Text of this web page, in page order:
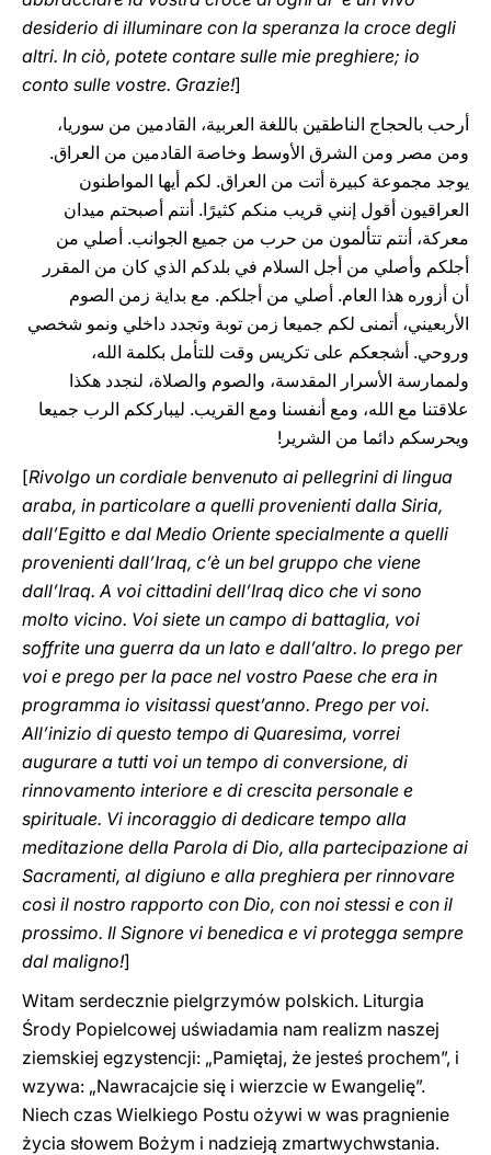
desiderio di illuminare con la speranza la croce degli
altri. In ciò, potete contare sulle mie preghiere; io
conto sulle vostre. Grazie!]
أرحب بالحجاج الناطقين باللغة العربية، القادمين من سوريا،
ومن مصر ومن الشرق الأوسط وخاصة القادمين من العراق.
يوجد مجموعة كبيرة أتت من العراق. لكم أيها المواطنون
العراقيون أقول إنني قريب منكم كثيرًا. أنتم أصبحتم ميدان
معركة، أنتم تتألمون من حرب من جميع الجوانب. أصلي من
أجلكم وأصلي من أجل السلام في بلدكم الذي كان من المقرر
أن أزوره هذا العام. أصلي من أجلكم. مع بداية زمن الصوم
الأربعيني، أتمنى لكم جميعا زمن توبة وتجدد داخلي ونمو شخصي
وروحي. أشجعكم على تكريس وقت للتأمل بكلمة الله،
ولممارسة الأسرار المقدسة، والصوم والصلاة، لنجدد هكذا
علاقتنا مع الله، ومع أنفسنا ومع القريب. ليبارككم الرب جميعا
ويحرسكم دائما من الشرير!
[Rivolgo un cordiale benvenuto ai pellegrini di lingua
araba, in particolare a quelli provenienti dalla Siria,
dall’Egitto e dal Medio Oriente specialmente a quelli
provenienti dall’Iraq, c’è un bel gruppo che viene
dall’Iraq. A voi cittadini dell’Iraq dico che vi sono
molto vicino. Voi siete un campo di battaglia, voi
soffrite una guerra da un lato e dall’altro. Io prego per
voi e prego per la pace nel vostro Paese che era in
programma io visitassi quest’anno. Prego per voi.
All’inizio di questo tempo di Quaresima, vorrei
augurare a tutti voi un tempo di conversione, di
rinnovamento interiore e di crescita personale e
spirituale. Vi incoraggio di dedicare tempo alla
meditazione della Parola di Dio, alla partecipazione ai
Sacramenti, al digiuno e alla preghiera per rinnovare
così il nostro rapporto con Dio, con noi stessi e con il
prossimo. Il Signore vi benedica e vi protegga ‎sempre
dal‎ maligno‎‎‎‏!]
Witam serdecznie pielgrzymów polskich. Liturgia
Środy Popielcowej uświadamia nam realizm naszej
ziemskiej egzystencji: „Pamiętaj, że jesteś prochem”, i
wzywa: „Nawracajcie się i wierzcie w Ewangelię”.
Niech czas Wielkiego Postu ożywi w was pragnienie
życia słowem Bożym i nadzieją zmartwychwstania.